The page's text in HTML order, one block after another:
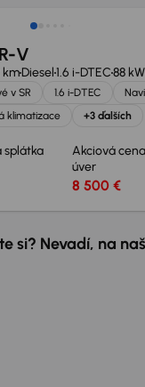
V
kmDiesel1.6 i-DTEC88 kW
v SR 1.6 i-DTEC
Navi
klimatizace
+3 ďalších
splátka
Akciová
úver
8 500 €
si? Nevadí, na